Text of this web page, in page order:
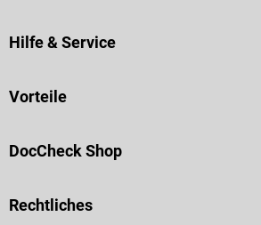
Hilfe & Service
Vorteile
DocCheck Shop
Rechtliches